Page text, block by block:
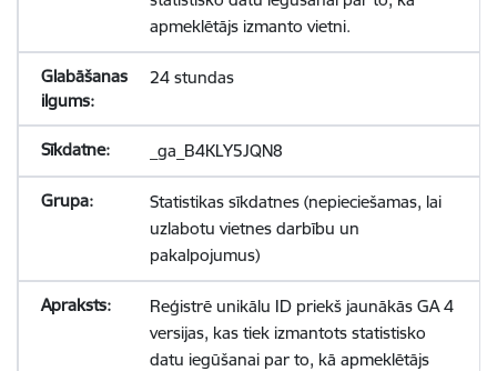
apmeklētājs izmanto vietni.
24 stundas
_ga_B4KLY5JQN8
Statistikas sīkdatnes (nepieciešamas, lai
uzlabotu vietnes darbību un
pakalpojumus)
Reģistrē unikālu ID priekš jaunākās GA 4
versijas, kas tiek izmantots statistisko
datu iegūšanai par to, kā apmeklētājs